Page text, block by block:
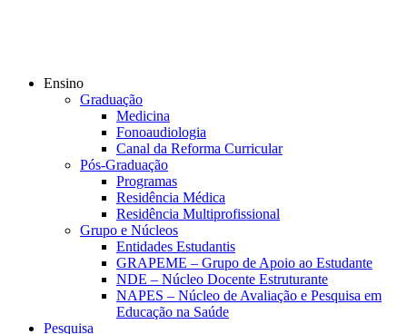
Ensino
Graduação
Medicina
Fonoaudiologia
Canal da Reforma Curricular
Pós-Graduação
Programas
Residência Médica
Residência Multiprofissional
Grupo e Núcleos
Entidades Estudantis
GRAPEME – Grupo de Apoio ao Estudante
NDE – Núcleo Docente Estruturante
NAPES – Núcleo de Avaliação e Pesquisa em
Educação na Saúde
Pesquisa